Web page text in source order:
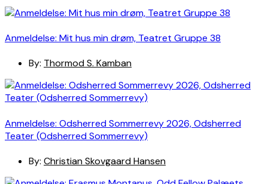
Anmeldelse: Mit hus min drøm, Teatret Gruppe 38
By: Thormod S. Kamban
Anmeldelse: Odsherred Sommerrevy 2026, Odsherred
Teater (Odsherred Sommerrevy)
By: Christian Skovgaard Hansen